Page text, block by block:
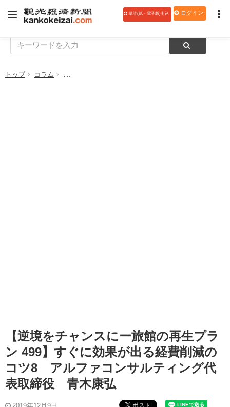
購読(紙・電子版)申込 ログイン
トップ コラム 【逆境をチャンスにー旅館の再生プラン 499】すぐ
【逆境をチャンスにー旅館の再生プラ
ン 499】すぐに効果が出る経費削減の
コツ8 アルファコンサルティング代
表取締役 青木康弘
ポスト